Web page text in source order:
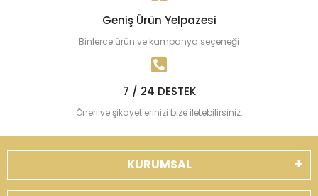
Geniş Ürün Yelpazesi
Binlerce ürün ve kampanya seçeneği
7 / 24 DESTEK
Öneri ve şikayetlerinizi bize iletebilirsiniz.
KURUMSAL